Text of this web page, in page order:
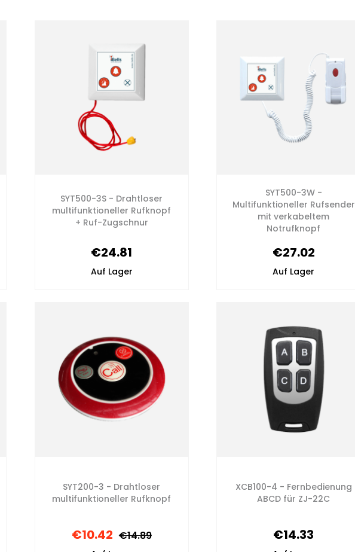
SYT500-3S - Drahtloser
multifunktioneller Rufknopf
+ Ruf-Zugschnur
€24.81
Auf Lager
SYT500-3W -
Multifunktioneller Rufsender
mit verkabeltem
Notrufknopf
€27.02
Auf Lager
SYT200-3 - Drahtloser
multifunktioneller Rufknopf
€10.42 €14.89
XCB100-4 - Fernbedienung
ABCD für ZJ-22C
€14.33